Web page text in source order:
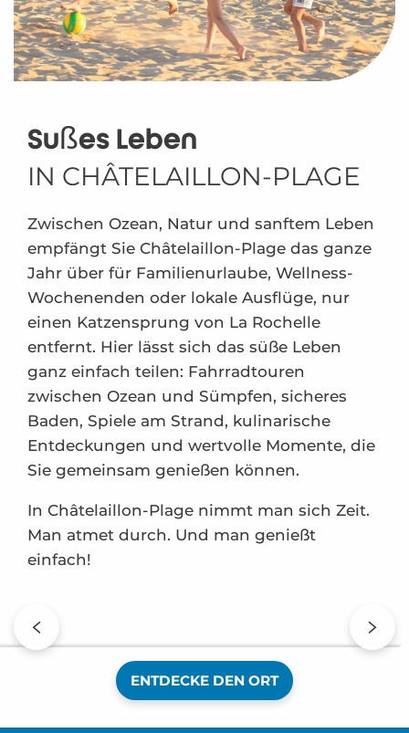
Süßes Leben
IN CHÂTELAILLON-PLAGE
Zwischen Ozean, Natur und sanftem Leben
empfängt Sie Châtelaillon-Plage das ganze
Jahr über für Familienurlaube, Wellness-
Wochenenden oder lokale Ausflüge, nur
einen Katzensprung von La Rochelle
entfernt. Hier lässt sich das süße Leben
ganz einfach teilen: Fahrradtouren
zwischen Ozean und Sümpfen, sicheres
Baden, Spiele am Strand, kulinarische
Entdeckungen und wertvolle Momente, die
Sie gemeinsam genießen können.
In Châtelaillon-Plage nimmt man sich Zeit.
Man atmet durch. Und man genießt
einfach!
Mein erster Frühling
ENTDECKE DEN ORT